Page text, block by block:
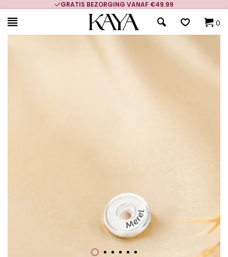
GRATIS BEZORGING VANAF €49.99
0